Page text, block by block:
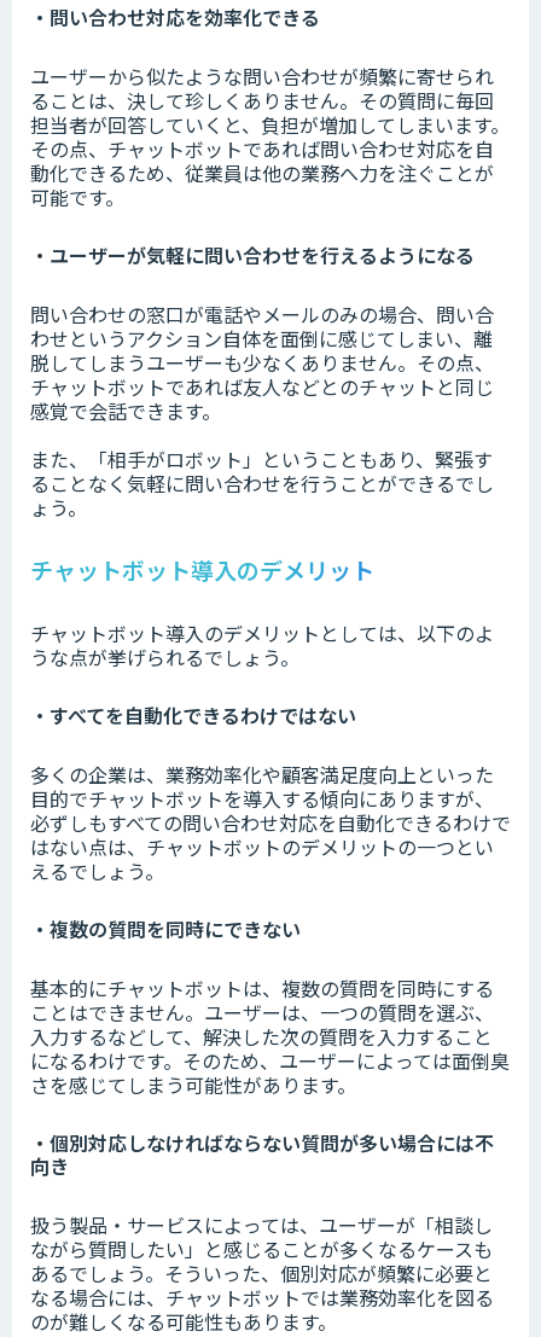
・問い合わせ対応を効率化できる
ユーザーから似たような問い合わせが頻繁に寄せられ
ることは、決して珍しくありません。その質問に毎回
担当者が回答していくと、負担が増加してしまいます。
その点、チャットボットであれば問い合わせ対応を自
動化できるため、従業員は他の業務へ力を注ぐことが
可能です。
・ユーザーが気軽に問い合わせを行えるようになる
問い合わせの窓口が電話やメールのみの場合、問い合
わせというアクション自体を面倒に感じてしまい、離
脱してしまうユーザーも少なくありません。その点、
チャットボットであれば友人などとのチャットと同じ
感覚で会話できます。
また、「相手がロボット」ということもあり、緊張す
ることなく気軽に問い合わせを行うことができるでし
ょう。
チャットボット導入のデメリット
チャットボット導入のデメリットとしては、以下のよ
うな点が挙げられるでしょう。
・すべてを自動化できるわけではない
多くの企業は、業務効率化や顧客満足度向上といった
目的でチャットボットを導入する傾向にありますが、
必ずしもすべての問い合わせ対応を自動化できるわけで
はない点は、チャットボットのデメリットの一つとい
えるでしょう。
・複数の質問を同時にできない
基本的にチャットボットは、複数の質問を同時にする
ことはできません。ユーザーは、一つの質問を選ぶ、
入力するなどして、解決した次の質問を入力すること
になるわけです。そのため、ユーザーによっては面倒臭
さを感じてしまう可能性があります。
・個別対応しなければならない質問が多い場合には不
向き
扱う製品・サービスによっては、ユーザーが「相談し
ながら質問したい」と感じることが多くなるケースも
あるでしょう。そういった、個別対応が頻繁に必要と
なる場合には、チャットボットでは業務効率化を図る
のが難しくなる可能性もあります。